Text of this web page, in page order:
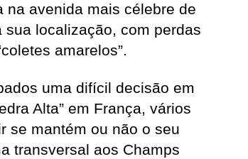
na avenida mais célebre de
localização, com perdas
amarelos”.
uma difícil decisão em
Alta” em França, vários
se mantém ou não o seu
transversal aos Champs